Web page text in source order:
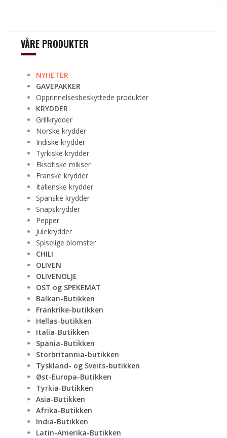
VÅRE PRODUKTER
NYHETER
GAVEPAKKER
Opprinnelsesbeskyttede produkter
KRYDDER
Grillkrydder
Norske krydder
Indiske krydder
Tyrkiske krydder
Eksotiske mikser
Franske krydder
Italienske krydder
Spanske krydder
Snapskrydder
Pepper
Julekrydder
Spiselige blomster
CHILI
OLIVEN
OLIVENOLJE
OST og SPEKEMAT
Balkan-Butikken
Frankrike-butikken
Hellas-butikken
Italia-Butikken
Spania-Butikken
Storbritannia-butikken
Tyskland- og Sveits-butikken
Øst-Europa-Butikken
Tyrkia-Butikken
Asia-Butikken
Afrika-Butikken
India-Butikken
Latin-Amerika-Butikken